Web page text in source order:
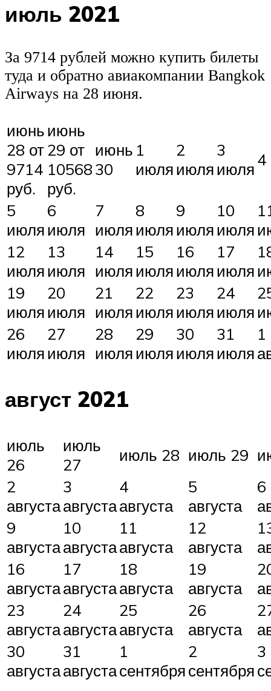
июль 2021
За 9714 рублей можно купить билеты
туда и обратно авиакомпании Bangkok
Airways на 28 июня.
июнь
28 от
9714
руб.
июнь
29 от
10568
руб.
июнь
30
1
июля
2
июля
3
июля4
5
июля
6
июля
7
июля
8
июля
9
июля
10
июля
12
июля
13
июля
14
июля
15
июля
16
июля
17
июля
19
июля
20
июля
21
июля
22
июля
23
июля
24
июля
26
июля
27
июля
28
июля
29
июля
30
июля
31
июля
1
август 2021
июль
26
июль
27
июль 28 июль 29
2
августа
3
августа
4
августа
5
августа
6
9
августа
10
августа
11
августа
12
августа
16
августа
17
августа
18
августа
19
августа
23
августа
24
августа
25
августа
26
августа
30
августа
31
августа
1
сентября
2
сентября
3